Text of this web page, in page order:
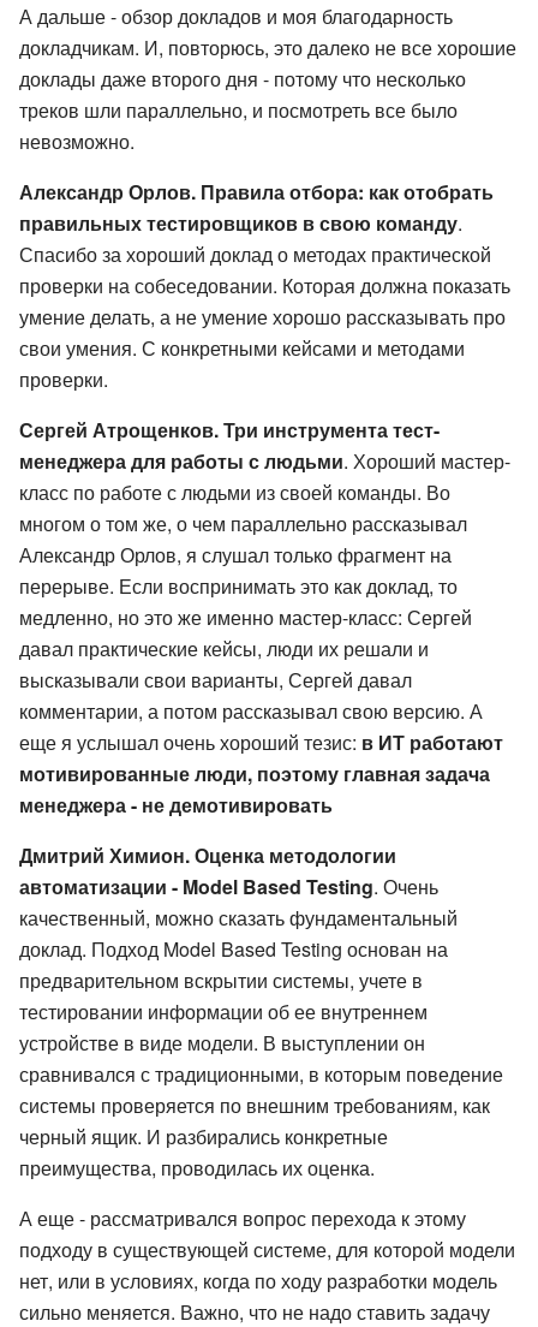
А дальше - обзор докладов и моя благодарность
докладчикам. И, повторюсь, это далеко не все хорошие
доклады даже второго дня - потому что несколько
треков шли параллельно, и посмотреть все было
невозможно.
Александр Орлов. Правила отбора: как отобрать
правильных тестировщиков в свою команду.
Спасибо за хороший доклад о методах практической
проверки на собеседовании. Которая должна показать
умение делать, а не умение хорошо рассказывать про
свои умения. С конкретными кейсами и методами
проверки.
Сергей Атрощенков. Три инструмента тест-
менеджера для работы с людьми. Хороший мастер-
класс по работе с людьми из своей команды. Во
многом о том же, о чем параллельно рассказывал
Александр Орлов, я слушал только фрагмент на
перерыве. Если воспринимать это как доклад, то
медленно, но это же именно мастер-класс: Сергей
давал практические кейсы, люди их решали и
высказывали свои варианты, Сергей давал
комментарии, а потом рассказывал свою версию. А
еще я услышал очень хороший тезис: в ИТ работают
мотивированные люди, поэтому главная задача
менеджера - не демотивировать
Дмитрий Химион. Оценка методологии
автоматизации - Model Based Testing. Очень
качественный, можно сказать фундаментальный
доклад. Подход Model Based Testing основан на
предварительном вскрытии системы, учете в
тестировании информации об ее внутреннем
устройстве в виде модели. В выступлении он
сравнивался с традиционными, в которым поведение
системы проверяется по внешним требованиям, как
черный ящик. И разбирались конкретные
преимущества, проводилась их оценка.
А еще - рассматривался вопрос перехода к этому
подходу в существующей системе, для которой модели
нет, или в условиях, когда по ходу разработки модель
сильно меняется. Важно, что не надо ставить задачу